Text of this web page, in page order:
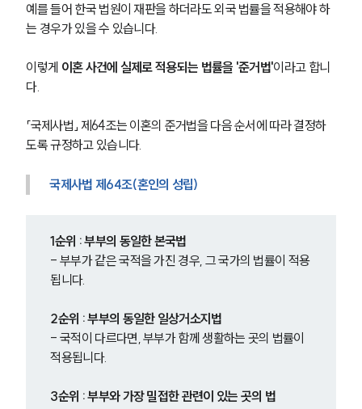
예를 들어 한국 법원이 재판을 하더라도 외국 법률을 적용해야 하
는 경우가 있을 수 있습니다.
이렇게 이혼 사건에 실제로 적용되는 법률을 '준거법'이라고 합니
다.
「국제사법」 제64조는 이혼의 준거법을 다음 순서에 따라 결정하
도록 규정하고 있습니다.
국제사법 제64조(혼인의 성립)
1순위 : 부부의 동일한 본국법
- 부부가 같은 국적을 가진 경우, 그 국가의 법률이 적용
됩니다.
2순위 : 부부의 동일한 일상거소지법
- 국적이 다르다면, 부부가 함께 생활하는 곳의 법률이
적용됩니다.
3순위 : 부부와 가장 밀접한 관련이 있는 곳의 법